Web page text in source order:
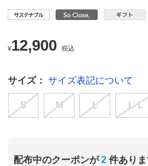
¥12,900 税込
サイズ： サイズ表記について
Ｓ Ｍ Ｌ ＬＬ
配布中のクーポンが 2 件あり